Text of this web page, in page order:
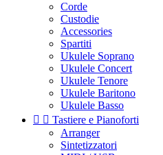
Corde
Custodie
Accessories
Spartiti
Ukulele Soprano
Ukulele Concert
Ukulele Tenore
Ukulele Baritono
Ukulele Basso
  Tastiere e Pianoforti
Arranger
Sintetizzatori